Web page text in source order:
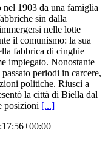
1903 da una famiglia
sin dalla
nelle lotte
il comunismo: la sua
fabbrica di cinghie
impiegato. Nonostante
periodi in carcere,
politiche. Riuscì a
la città di Biella dal
posizioni [...]